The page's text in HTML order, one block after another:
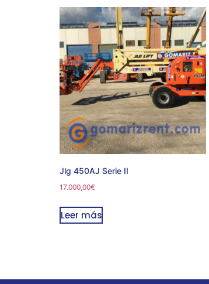
Jlg 450AJ Serie II
17.000,00€
Leer más